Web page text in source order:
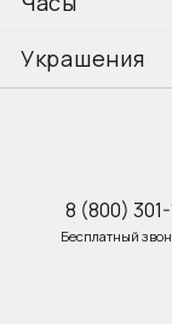
Украшения
8 (800)
Бесплатный